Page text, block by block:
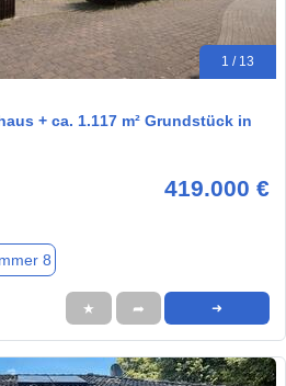
1 / 13
+ ca. 1.117 m² Grundstück in
419.000 €
8
★ ➦ ➜